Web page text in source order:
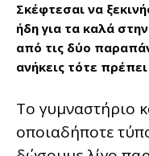
Σκέφτεσαι να
ήδη για τα καλά
από τις δύο
ανήκεις τότε
Το γυμναστήριο
οποιαδήποτε